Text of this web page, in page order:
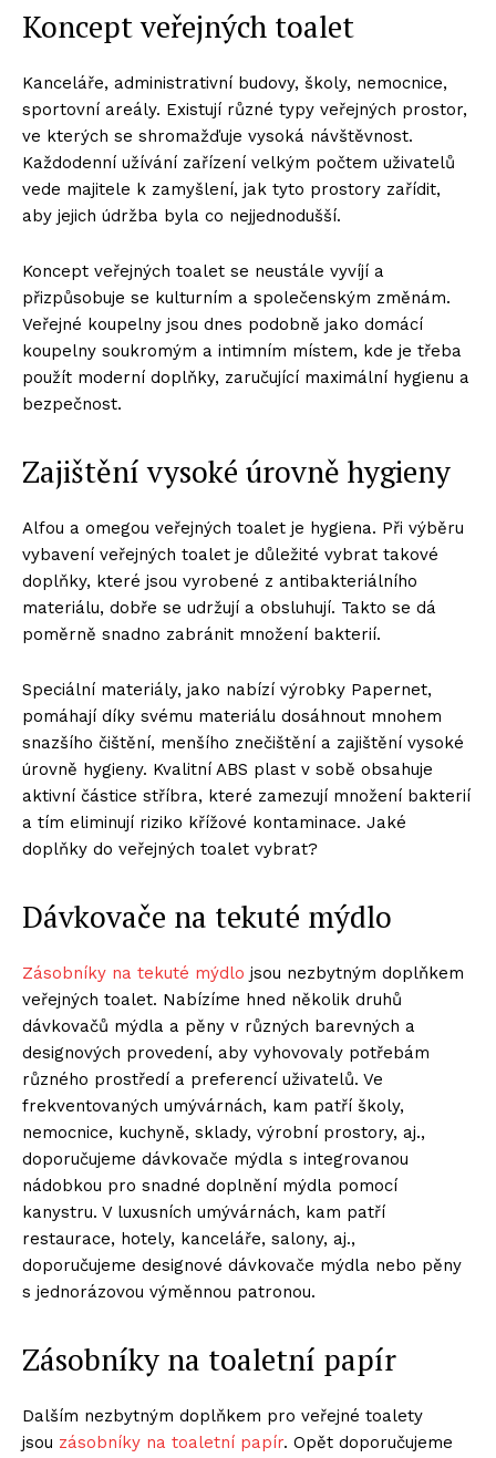
Koncept veřejných toalet
Kanceláře, administrativní budovy, školy, nemocnice,
sportovní areály. Existují různé typy veřejných prostor,
ve kterých se shromažďuje vysoká návštěvnost.
Každodenní užívání zařízení velkým počtem uživatelů
vede majitele k zamyšlení, jak tyto prostory zařídit,
aby jejich údržba byla co nejjednodušší.
Koncept veřejných toalet se neustále vyvíjí a
přizpůsobuje se kulturním a společenským změnám.
Veřejné koupelny jsou dnes podobně jako domácí
koupelny soukromým a intimním místem, kde je třeba
použít moderní doplňky, zaručující maximální hygienu a
bezpečnost.
Zajištění vysoké úrovně hygieny
Alfou a omegou veřejných toalet je hygiena. Při výběru
vybavení veřejných toalet je důležité vybrat takové
doplňky, které jsou vyrobené z antibakteriálního
materiálu, dobře se udržují a obsluhují. Takto se dá
poměrně snadno zabránit množení bakterií.
Speciální materiály, jako nabízí výrobky Papernet,
pomáhají díky svému materiálu dosáhnout mnohem
snazšího čištění, menšího znečištění a zajištění vysoké
úrovně hygieny. Kvalitní ABS plast v sobě obsahuje
aktivní částice stříbra, které zamezují množení bakterií
a tím eliminují riziko křížové kontaminace. Jaké
doplňky do veřejných toalet vybrat?
Dávkovače na tekuté mýdlo
Zásobníky na tekuté mýdlo jsou nezbytným doplňkem
veřejných toalet. Nabízíme hned několik druhů
dávkovačů mýdla a pěny v různých barevných a
designových provedení, aby vyhovovaly potřebám
různého prostředí a preferencí uživatelů. Ve
frekventovaných umývárnách, kam patří školy,
nemocnice, kuchyně, sklady, výrobní prostory, aj.,
doporučujeme dávkovače mýdla s integrovanou
nádobkou pro snadné doplnění mýdla pomocí
kanystru. V luxusních umývárnách, kam patří
restaurace, hotely, kanceláře, salony, aj.,
doporučujeme designové dávkovače mýdla nebo pěny
s jednorázovou výměnnou patronou.
Zásobníky na toaletní papír
Dalším nezbytným doplňkem pro veřejné toalety
jsou zásobníky na toaletní papír. Opět doporučujeme